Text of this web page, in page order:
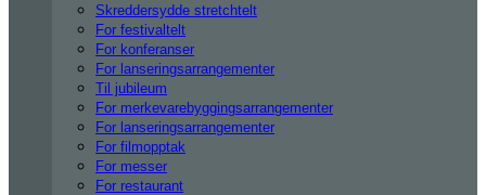
Skreddersydde stretchtelt
For festivaltelt
For konferanser
For lanseringsarrangementer
Til jubileum
For merkevarebyggingsarrangementer
For lanseringsarrangementer
For filmopptak
For messer
For restaurant